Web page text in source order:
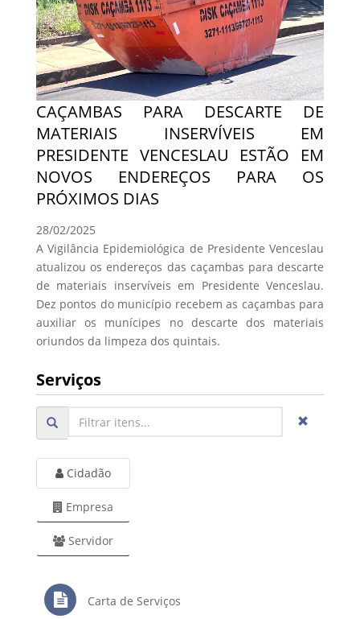
CAÇAMBAS PARA DESCARTE DE
MATERIAIS INSERVÍVEIS EM
PRESIDENTE VENCESLAU ESTÃO EM
NOVOS ENDEREÇOS PARA OS
PRÓXIMOS DIAS
28/02/2025
A Vigilância Epidemiológica de Presidente Venceslau
atualizou os endereços das caçambas para descarte
de materiais inservíveis em Presidente Venceslau.
Dez pontos do município recebem as caçambas para
auxiliar os munícipes no descarte dos materiais
oriundos da limpeza dos quintais.
Serviços
Cidadão
Empresa
Servidor
Carta de Serviços